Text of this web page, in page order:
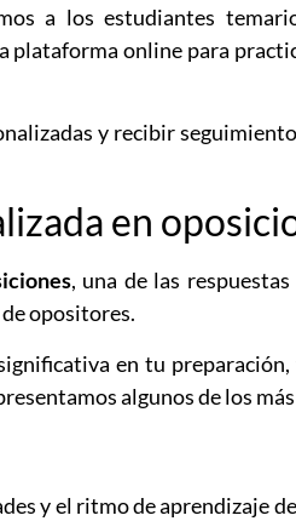
a los estudiantes
plataforma online para
y recibir
en
, una de las respuestas
opositores.
en tu preparación,
algunos de los
y el ritmo de aprendizaje